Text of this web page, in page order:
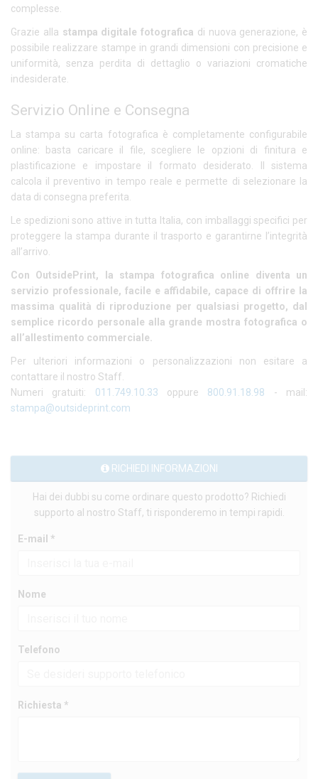
complesse.
Grazie alla stampa digitale fotografica di nuova generazione, è
possibile realizzare stampe in grandi dimensioni con precisione e
uniformità, senza perdita di dettaglio o variazioni cromatiche
indesiderate.
Servizio Online e Consegna
La stampa su carta fotografica è completamente configurabile
online: basta caricare il file, scegliere le opzioni di finitura e
plastificazione e impostare il formato desiderato. Il sistema
calcola il preventivo in tempo reale e permette di selezionare la
data di consegna preferita.
Le spedizioni sono attive in tutta Italia, con imballaggi specifici per
proteggere la stampa durante il trasporto e garantirne l’integrità
all’arrivo.
Con OutsidePrint, la stampa fotografica online diventa un
servizio professionale, facile e affidabile, capace di offrire la
massima qualità di riproduzione per qualsiasi progetto, dal
semplice ricordo personale alla grande mostra fotografica o
all’allestimento commerciale.
Per ulteriori informazioni o personalizzazioni non esitare a
contattare il nostro Staff.
Numeri gratuiti: 011.749.10.33 oppure 800.91.18.98 - mail:
stampa@outsideprint.com
RICHIEDI INFORMAZIONI
Hai dei dubbi su come ordinare questo prodotto? Richiedi
supporto al nostro Staff, ti risponderemo in tempi rapidi.
E-mail *
Nome
Telefono
Richiesta *